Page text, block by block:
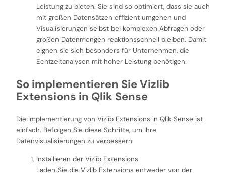
Leistung zu bieten. Sie sind so optimiert, dass sie auch
mit großen Datensätzen effizient umgehen und
Visualisierungen selbst bei komplexen Abfragen oder
großen Datenmengen reaktionsschnell bleiben. Damit
eignen sie sich besonders für Unternehmen, die
Echtzeitanalysen mit hoher Leistung benötigen.
So implementieren Sie Vizlib
Extensions in Qlik Sense
Die Implementierung von Vizlib Extensions in Qlik Sense ist
einfach. Befolgen Sie diese Schritte, um Ihre
Datenvisualisierungen zu verbessern:
Installieren der Vizlib Extensions
Laden Sie die Vizlib Extensions entweder von der